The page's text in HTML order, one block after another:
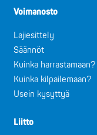
Voimanosto
Lajiesittely
Säännöt
Kuinka harrastamaan?
Kuinka kilpailemaan?
Usein kysyttyä
Liitto